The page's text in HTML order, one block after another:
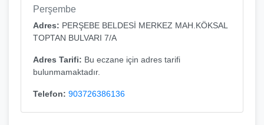
Perşembe
Adres: PERŞEBE BELDESİ MERKEZ MAH.KÖKSAL
TOPTAN BULVARI 7/A
Adres Tarifi: Bu eczane için adres tarifi
bulunmamaktadır.
Telefon: 903726386136